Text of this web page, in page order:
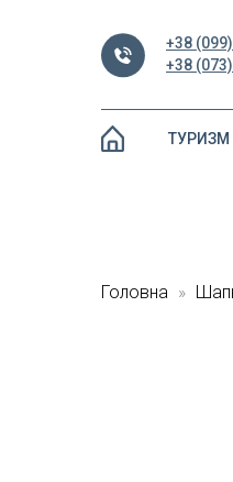
+38
+38
ТУРИЗМ
Головна